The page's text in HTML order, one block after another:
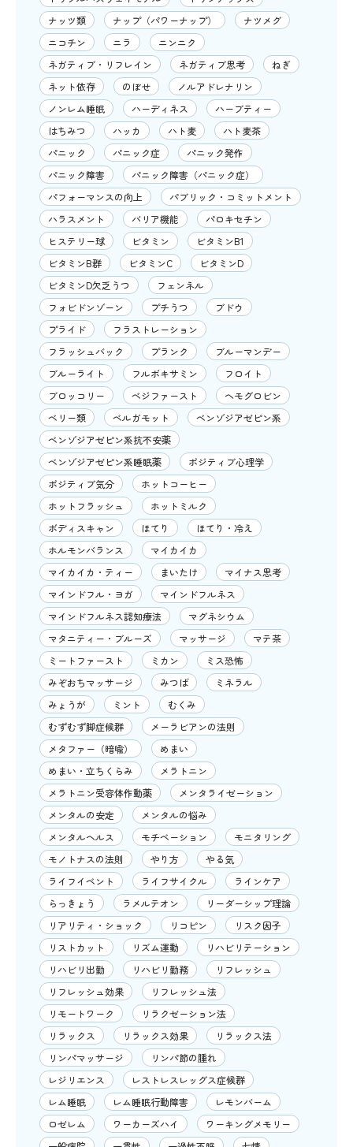
ナッツ類
ナップ（パワーナップ）
ナツメグ
ニコチン
ニラ
ニンニク
ネガティブ・リフレイン
ネガティブ思考
ねぎ
ネット依存
のぼせ
ノルアドレナリン
ノンレム睡眠
ハーディネス
ハーブティー
はちみつ
ハッカ ハト麦
ハト麦茶
パニック
パニック症
パニック発作
パニック障害
パニック障害（パニック症）
パフォーマンスの向上
パブリック・コミットメント
ハラスメント
バリア機能
パロキセチン
ヒステリー球
ビタミン
ビタミンB1
ビタミンB群
ビタミンC
ビタミンD
ビタミンD欠乏うつ
フェンネル
フォビドンゾーン
プチうつ
ブドウ
プライド
フラストレーション
フラッシュバック
プランク
ブルーマンデー
ブルーライト
フルボキサミン
フロイト
ブロッコリー
ベジファースト
ヘモグロビン
ベリー類
ベルガモット
ベンゾジアゼピン系
ベンゾジアゼピン系抗不安薬
ベンゾジアゼピン系睡眠薬
ポジティブ心理学
ポジティブ気分
ホットコーヒー
ホットフラッシュ
ホットミルク
ボディスキャン
ほてり
ほてり・冷え
ホルモンバランス
マイカイカ
マイカイカ・ティー
まいたけ
マイナス思考
マインドフル・ヨガ
マインドフルネス
マインドフルネス認知療法
マグネシウム
マタニティー・ブルーズ
マッサージ
マテ茶
ミートファースト
ミカン
ミス恐怖
みぞおちマッサージ
みつば
ミネラル
みょうが
ミント
むくみ
むずむず脚症候群
メーラビアンの法則
メタファー（暗喩）
めまい
めまい・立ちくらみ
メラトニン
メラトニン受容体作動薬
メンタライゼーション
メンタルの安定
メンタルの悩み
メンタルヘルス
モチベーション
モニタリング
モノトナスの法則
やり方
やる気
ライフイベント
ライフサイクル
ラインケア
らっきょう
ラメルテオン
リーダーシップ理論
リアリティ・ショック
リコピン
リスク因子
リストカット
リズム運動
リハビリテーション
リハビリ出勤
リハビリ勤務
リフレッシュ
リフレッシュ効果
リフレッシュ法
リモートワーク
リラクゼーション法
リラックス
リラックス効果
リラックス法
リンパマッサージ
リンパ節の腫れ
レジリエンス
レストレスレッグス症候群
レム睡眠
レム睡眠行動障害
レモンバーム
ロゼレム
ワーカーズハイ
ワーキングメモリー